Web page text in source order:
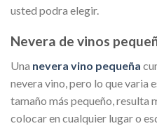
usted podra elegir.
Nevera de vinos
Una nevera vino pequeña
nevera vino, pero lo que varia
tamaño más pequeño, resulta
colocar en cualquier lugar o